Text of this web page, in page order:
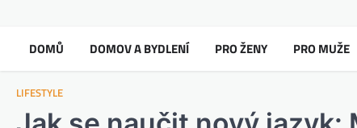
DOMŮ DOMOV A BYDLENÍ PRO ŽENY PRO MUŽE
LIFESTYLE